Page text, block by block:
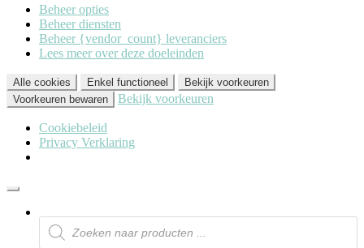
Beheer opties
Beheer diensten
Beheer {vendor_count} leveranciers
Lees meer over deze doeleinden
Alle cookies Enkel functioneel
Bekijk voorkeuren
Voorkeuren bewaren
Bekijk voorkeuren
Cookiebeleid
Privacy Verklaring